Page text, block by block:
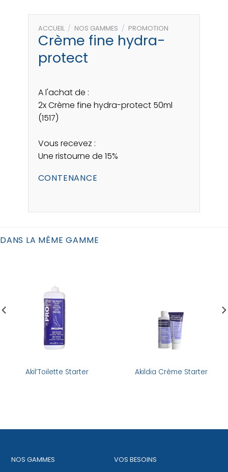
ACCUEIL / NOS GAMMES / PROMOTION
Crème fine hydra-
protect
A l'achat de :
2x Crème fine hydra-protect 50ml
(1517)
Vous recevez :
Une ristourne de 15%
CONTENANCE
DANS LA MÊME GAMME
Akil’Toilette Starter Akildia Crème Starter
NOS GAMMES VOS BESOINS